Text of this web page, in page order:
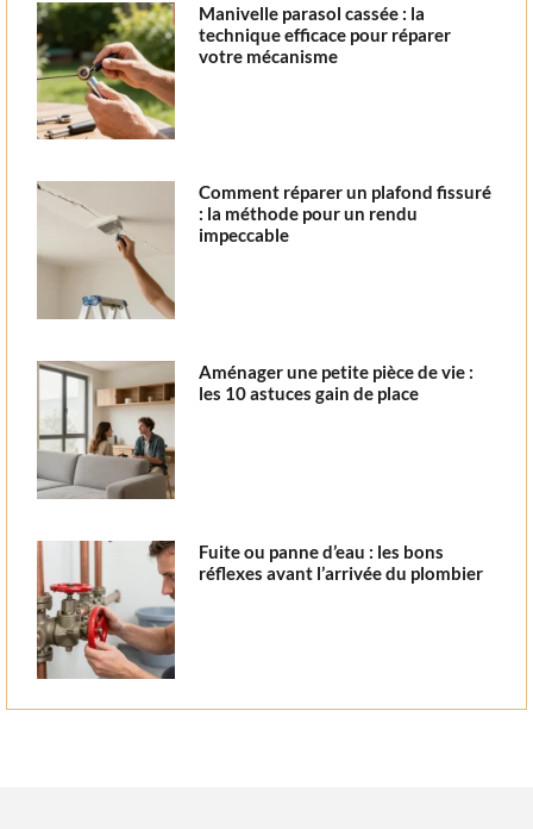
Manivelle parasol cassée : la
technique efficace pour réparer
votre mécanisme
Comment réparer un plafond fissuré
: la méthode pour un rendu
impeccable
Aménager une petite pièce de vie :
les 10 astuces gain de place
Fuite ou panne d’eau : les bons
réflexes avant l’arrivée du plombier